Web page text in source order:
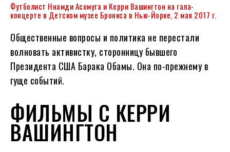
Футболист Ннамди Асомуга и Керри Вашингтон на гала-
концерте в Детском музее Бронкса в Нью-Йорке, 2 мая 2017 г.
Общественные вопросы и политика не перестали
волновать активистку, сторонницу бывшего
Президента США Барака Обамы. Она по-прежнему в
гуще событий.
ФИЛЬМЫ С КЕРРИ
ВАШИНГТОН